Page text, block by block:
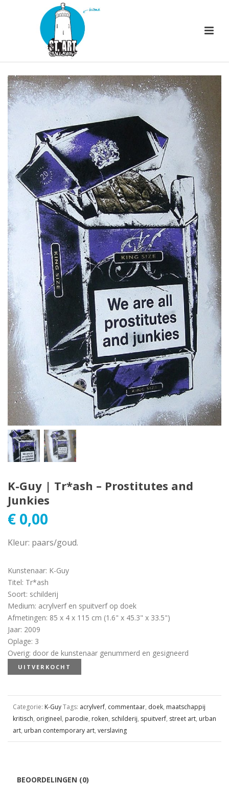
K-Guy | Tr*ash – Prostitutes and
Junkies
€ 0,00
Kleur: paars/goud.
Kunstenaar: K-Guy
Titel: Tr*ash
Soort: schilderij
Medium: acrylverf en spuitverf op doek
Afmetingen: 85 x 4 x 115 cm (1.6" x 45.3" x 33.5")
Jaar: 2009
Oplage: 3
Overig: door de kunstenaar genummerd en gesigneerd
UITVERKOCHT
Categorie: K-GuyTags: acrylverf, commentaar, doek, maatschappij
kritisch, origineel, parodie, roken, schilderij, spuitverf, street art, urban
art, urban contemporary art, verslaving
BEOORDELINGEN (0)